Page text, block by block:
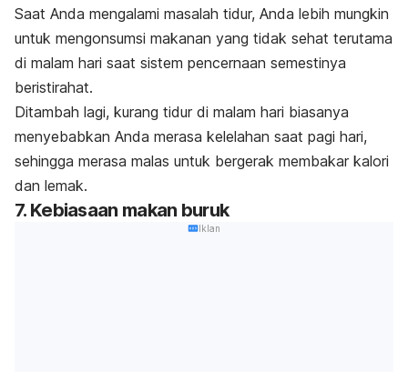
Saat Anda mengalami masalah tidur, Anda lebih mungkin
untuk mengonsumsi makanan yang tidak sehat terutama
di malam hari saat sistem pencernaan semestinya
beristirahat.
Ditambah lagi, kurang tidur di malam hari biasanya
menyebabkan Anda merasa kelelahan saat pagi hari,
sehingga merasa malas untuk bergerak membakar kalori
dan lemak.
7. Kebiasaan makan buruk
Iklan